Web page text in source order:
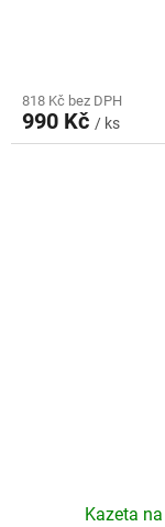
818 Kč bez DPH
990 Kč / ks
Kazeta